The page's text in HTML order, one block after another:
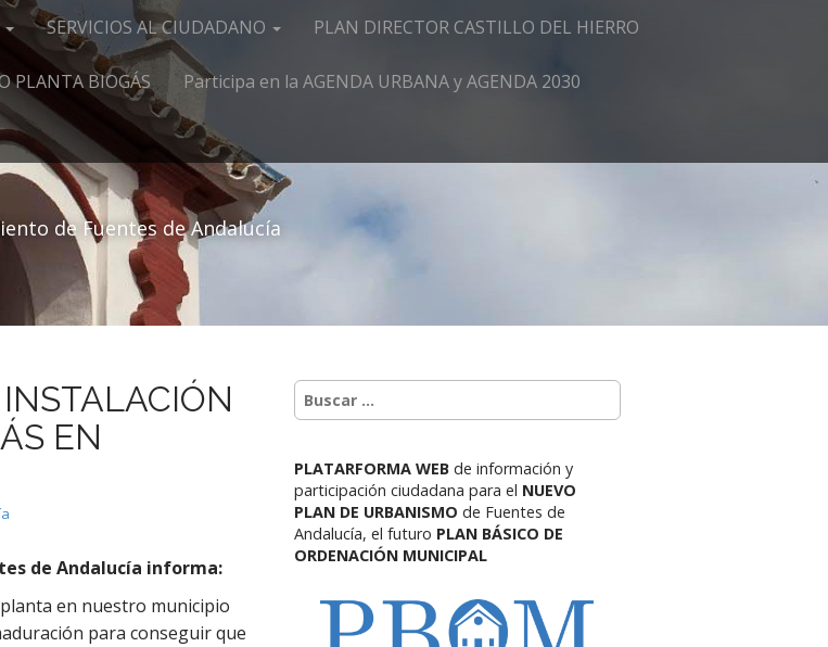
SERVICIOS AL CIUDADANO PLAN DIRECTOR CASTILLO DEL HIERRO
PLANTA BIOGÁS Participa en la AGENDA URBANA y AGENDA 2030
de Fuentes de Andalucía
EN
de Andalucía informa:
en nuestro municipio
para conseguir que
PLATARFORMA WEBde información y
participación ciudadana para el NUEVO
PLAN DE URBANISMOde Fuentes de
Andalucía, el futuro PLAN BÁSICO DE
ORDENACIÓN MUNICIPAL